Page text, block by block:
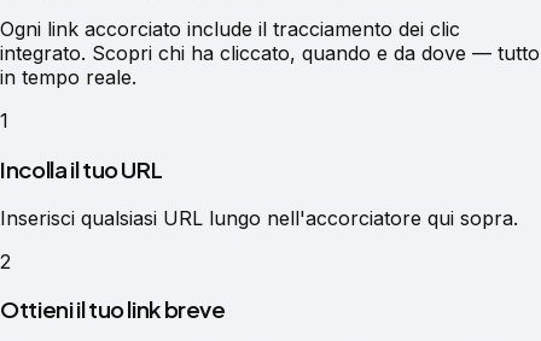
Ogni link accorciato include il tracciamento dei clic
integrato. Scopri chi ha cliccato, quando e da dove — tutto
in tempo reale.
1
Incolla il tuo URL
Inserisci qualsiasi URL lungo nell'accorciatore qui sopra.
2
Ottieni il tuo link breve